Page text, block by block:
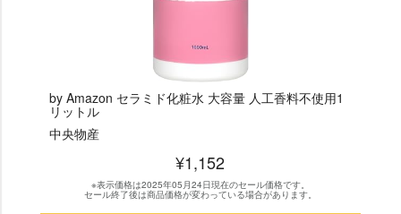
by Amazon セラミド化粧水 大容量 人工香料不使用1
リットル
中央物産
¥1,152
※表示価格は2025年05月24日現在のセール価格です。
セール終了後は商品価格が変わっている場合があります。